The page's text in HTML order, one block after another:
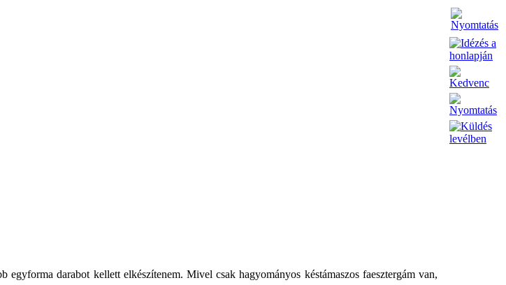
darabot kellett elkészítenem. Mivel csak hagyományos késtámaszos faesztergám van,